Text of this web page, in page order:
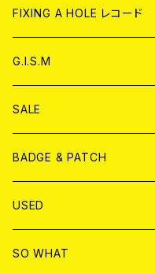
ANALOG
CD
ANALOG
CD
ANALOG
WORLD
CD
ANALOG
CD
アナログ
DVD
T-shirt & WEAR
FIXING A HOLE レコード
G.I.S.M
CD
ANALOG
T-SHIRT & WEAR
DVD
SALE
BADGE & PATCH
BADGE
PATCH
USED
書籍
SO WHAT